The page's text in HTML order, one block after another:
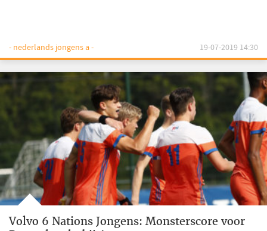
- nederlands jongens a - 19-07-2019 14:30
Volvo 6 Nations Jongens: Monsterscore voor